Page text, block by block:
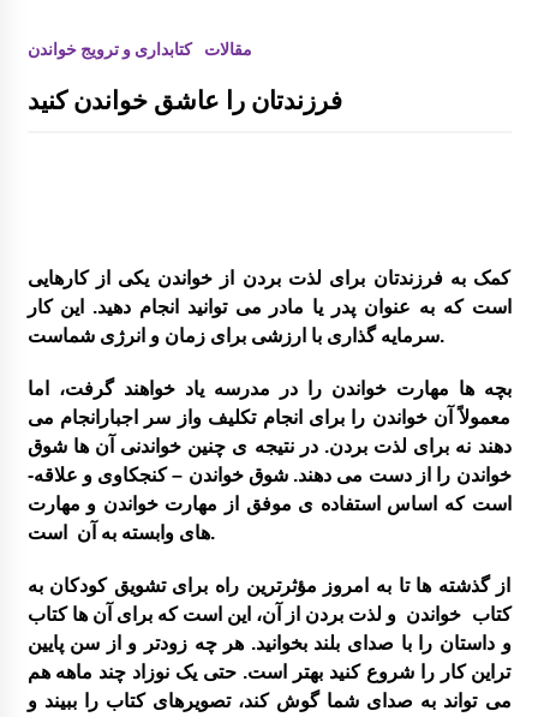
ع شناخت قصه و قصه گویی و شاهنامه خوانی
گزارش سفر کردستان
فتاد
علی اکبر امیر خوئی برگزیده مسابقات علمی کا
ربردی از مراکز آموزشی خراسان جنوبی مسابقا
ت کشوری
برگزاری کارگاه ترویج خواندن
کتابداری و ترویج خواندن مقالات
فرزندتان را عاشق خواندن کنید
کمک به فرزندتان برای لذت بردن از خواندن یکی از کارهایی
است که به عنوان پدر یا مادر می توانید انجام دهید. این کار
سرمایه گذاری با ارزشی برای زمان و انرژی شماست.
بچه ها مهارت خواندن را در مدرسه یاد خواهند گرفت، اما
معمولاً آن خواندن را برای انجام تکلیف واز سر اجبارانجام می
دهند نه برای لذت بردن. در نتیجه ی چنین خواندنی آن ها شوق
خواندن را از دست می دهند. شوق خواندن – کنجکاوی و علاقه-
است که اساس استفاده ی موفق از مهارت خواندن و مهارت
های وابسته به آن است.
از گذشته ها تا به امروز مؤثرترین راه برای تشویق کودکان به
کتاب خواندن و لذت بردن از آن، این است که برای آن ها کتاب
و داستان را با صدای بلند بخوانید. هر چه زودتر و از سن پایین
تراین کار را شروع کنید بهتر است. حتی یک نوزاد چند ماهه هم
می تواند به صدای شما گوش کند، تصویرهای کتاب را ببیند و